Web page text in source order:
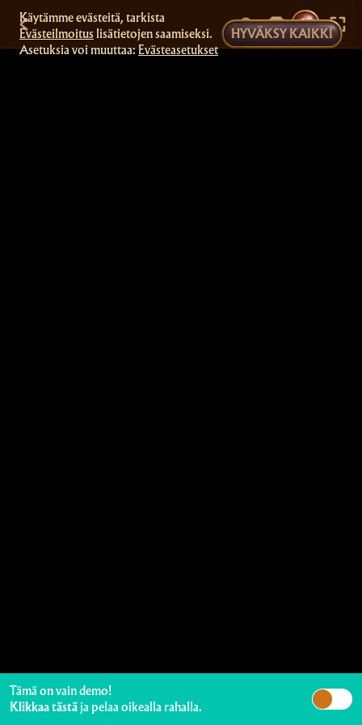
Tämä on vain demo!
Klikkaa tästäja pelaa oikealla rahalla.
Käytämme evästeitä, tarkista
Evästeilmoitus lisätietojen saamiseksi.
Asetuksia voi muuttaa:Evästeasetukset
HYVÄKSY KAIKKI